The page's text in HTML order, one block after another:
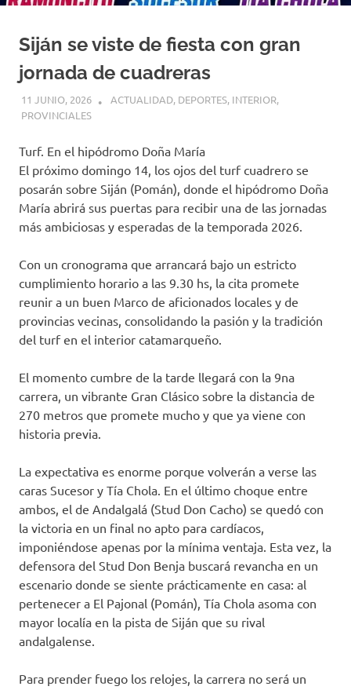
Siján se viste de fiesta con gran
jornada de cuadreras
11 JUNIO, 2026 H P
ACTUALIDAD, DEPORTES, INTERIOR,
PROVINCIALES
Turf. En el hipódromo Doña María
El próximo domingo 14, los ojos del turf cuadrero se
posarán sobre Siján (Pomán), donde el hipódromo Doña
María abrirá sus puertas para recibir una de las jornadas
más ambiciosas y esperadas de la temporada 2026.
Con un cronograma que arrancará bajo un estricto
cumplimiento horario a las 9.30 hs, la cita promete
reunir a un buen Marco de aficionados locales y de
provincias vecinas, consolidando la pasión y la tradición
del turf en el interior catamarqueño.
El momento cumbre de la tarde llegará con la 9na
carrera, un vibrante Gran Clásico sobre la distancia de
270 metros que promete mucho y que ya viene con
historia previa.
La expectativa es enorme porque volverán a verse las
caras Sucesor y Tía Chola. En el último choque entre
ambos, el de Andalgalá (Stud Don Cacho) se quedó con
la victoria en un final no apto para cardíacos,
imponiéndose apenas por la mínima ventaja. Esta vez, la
defensora del Stud Don Benja buscará revancha en un
escenario donde se siente prácticamente en casa: al
pertenecer a El Pajonal (Pomán), Tía Chola asoma con
mayor localía en la pista de Siján que su rival
andalgalense.
Para prender fuego los relojes, la carrera no será un